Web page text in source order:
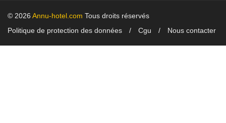
© 2026 Annu-hotel.com Tous droits réservés
Politique de protection des données
Cgu Nous contacter